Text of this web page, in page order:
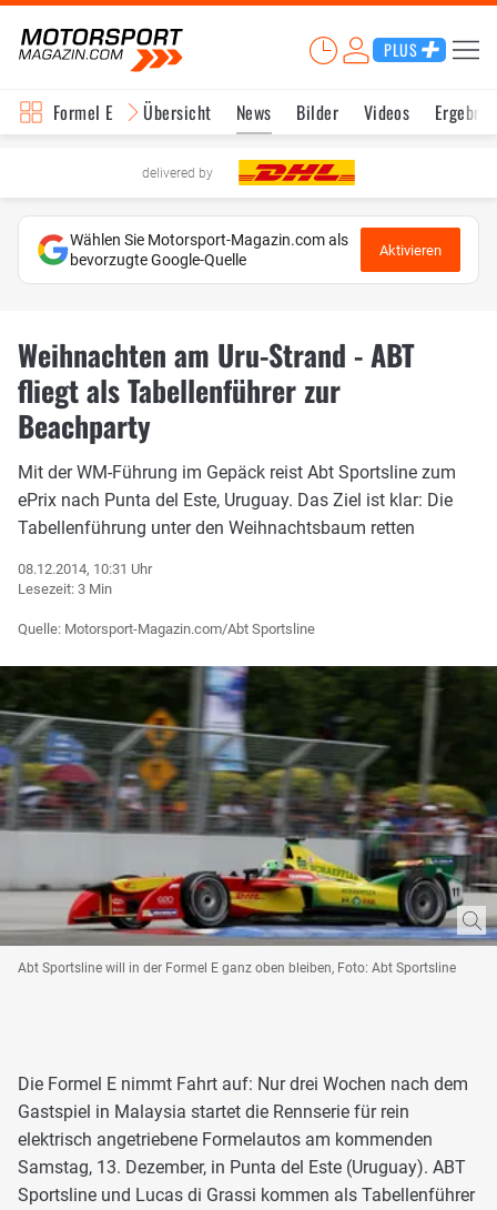
PLUS
Formel E Übersicht News Bilder Videos
delivered by
Wählen Sie Motorsport-Magazin.com als
bevorzugte Google-Quelle
Aktivieren
Weihnachten am Uru-Strand - ABT
fliegt als Tabellenführer zur
Beachparty
Mit der WM-Führung im Gepäck reist Abt Sportsline zum
ePrix nach Punta del Este, Uruguay. Das Ziel ist klar: Die
Tabellenführung unter den Weihnachtsbaum retten
08.12.2014, 10:31 Uhr
Lesezeit: 3 Min
Quelle: Motorsport-Magazin.com/Abt Sportsline
Abt Sportsline will in der Formel E ganz oben bleiben, Foto: Abt Sportsline
Die Formel E nimmt Fahrt auf: Nur drei Wochen nach dem
Gastspiel in Malaysia startet die Rennserie für rein
elektrisch angetriebene Formelautos am kommenden
Samstag, 13. Dezember, in Punta del Este (Uruguay). ABT
Sportsline und Lucas di Grassi kommen als Tabellenführer